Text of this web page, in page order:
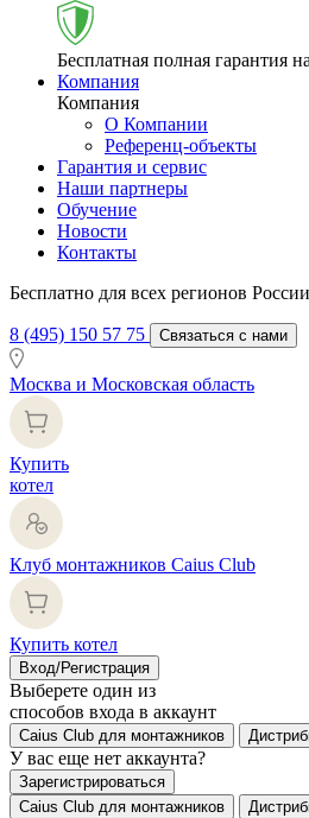
Бесплатная полная гарантия
Компания
Компания
О Компании
Референц-объекты
Гарантия и сервис
Наши партнеры
Обучение
Новости
Контакты
Бесплатно для всех регионов
8 (495) 150 57 75 Связаться с нами
Москва и Московская область
Купить
котел
Клуб монтажников Caius Club
Купить котел
Вход/Регистрация
Выберете один из
способов входа в аккаунт
Caius Club для монтажников
У вас еще нет аккаунта?
Зарегистрироваться
Caius Club для монтажников